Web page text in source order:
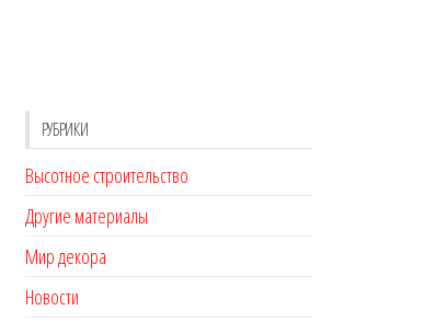
РУБРИКИ
Высотное строительство
Другие материалы
Мир декора
Новости